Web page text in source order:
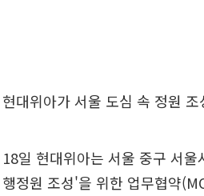
현대위아가 서울 도심 속 정원
18일 현대위아는 서울 중구 서
행정원 조성'을 위한 업무협약